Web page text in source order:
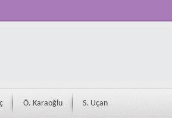
Ö. Karaoğlu S. Uçan